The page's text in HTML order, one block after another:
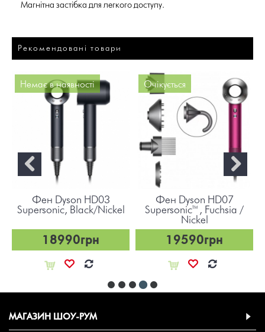
Магнітна застібка для легкого доступу.
Рекомендовані товари
Немає в наявності
Фен Dyson HD03
Supersonic, Black/Nickel
18990грн
Очікується
Фен Dyson HD07
Supersonic™, Fuchsia /
Nickel
19590грн
МАГАЗИН ШОУ-РУМ